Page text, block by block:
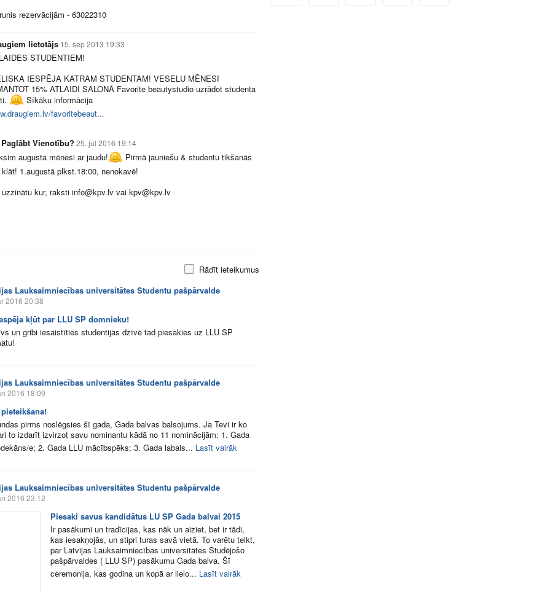
rezervācijām - 63022310
lietotājs 15. sep 2013 19:33
STUDENTIEM!
IESPĒJA KATRAM STUDENTAM! VESELU MĒNESI
15% ATLAIDI SALONĀ Favorite beautystudio uzrādot studenta
Sīkāku informācija
favoritebeaut...
Paglābt Vienotību? 25. jūl 2016 19:14
augusta mēnesi ar jaudu!
Pirmā jauniešu & studentu tikšanās
1.augustā plkst.18:00, nenokavē!
uzzinātu kur, raksti info@kpv.lv vai kpv@kpv.lv
Rādīt ieteikumus
Lauksaimniecības universitātes Studentu pašpārvalde
2016 20:38
kļūt par LLU SP domnieku!
un gribi iesaistīties studentijas dzīvē tad piesakies uz LLU SP
Lauksaimniecības universitātes Studentu pašpārvalde
2016 18:09
pirms noslēgsies šī gada, Gada balvas balsojums. Ja Tevi ir ko
to izdarīt izvirzot savu nominantu kādā no 11 nominācijām: 1. Gada
e; 2. Gada LLU mācībspēks; 3. Gada labais... Lasīt vairāk
Lauksaimniecības universitātes Studentu pašpārvalde
2016 23:12
Piesaki savus kandidātus LU SP Gada balvai 2015
Ir pasākumi un tradīcijas, kas nāk un aiziet, bet ir tādi,
kas iesakņojās, un stipri turas savā vietā. To varētu teikt,
par Latvijas Lauksaimniecības universitātes Studējošo
pašpārvaldes ( LLU SP) pasākumu Gada balva. Šī
ceremonija, kas godina un kopā ar lielo... Lasīt vairāk